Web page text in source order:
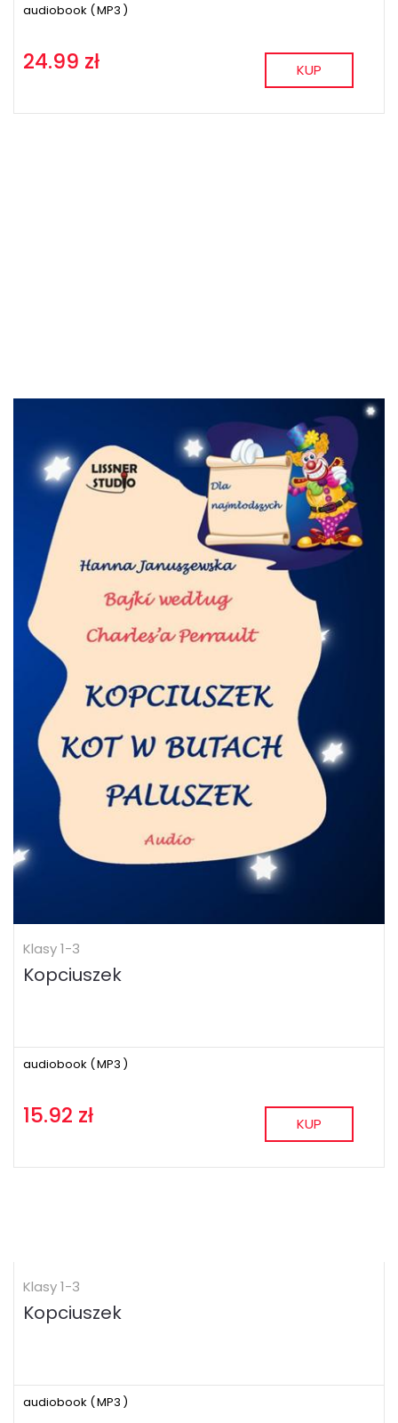
audiobook (MP3 )
24.99 zł KUP
Klasy 1-3
Kopciuszek
audiobook (MP3 )
15.92 zł KUP
Klasy 1-3
Kopciuszek
audiobook (MP3 )